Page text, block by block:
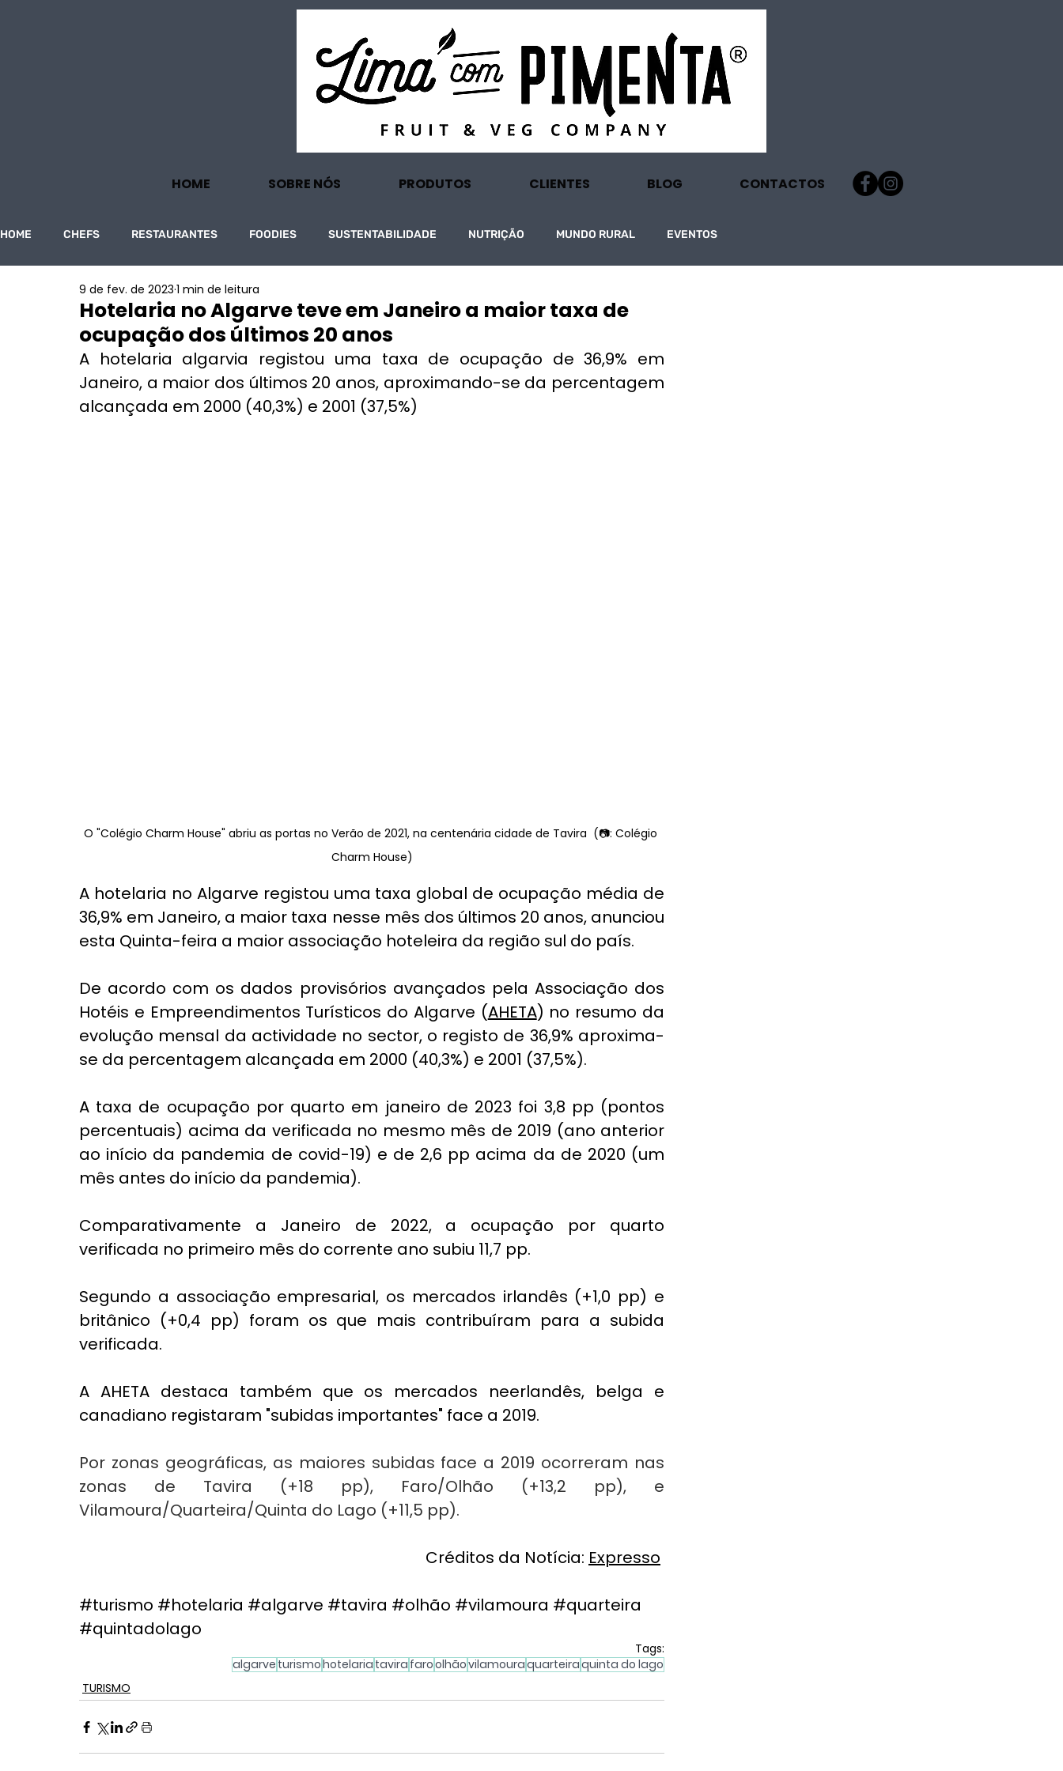
HOME SOBRE NÓS PRODUTOS CLIENTES BLOG CONTACTOS
HOME CHEFS RESTAURANTES FOODIES SUSTENTABILIDADE NUTRIÇÃO MUNDO RURAL EVENTOS
PROJECTOS TURISMO ECONOMIA
Hotelaria no Algarve teve em Janeiro a maior taxa de
ocupação dos últimos 20 anos
9 de fev. de 2023 1 min de leitura
A hotelaria algarvia registou uma taxa de ocupação de 36,9% em
Janeiro, a maior dos últimos 20 anos, aproximando-se da percentagem
alcançada em 2000 (40,3%) e 2001 (37,5%)
O "Colégio Charm House" abriu as portas no Verão de 2021, na centenária cidade de Tavira  (📷: Colégio
Charm House)
A hotelaria no Algarve registou uma taxa global de ocupação média de
36,9% em Janeiro, a maior taxa nesse mês dos últimos 20 anos, anunciou
esta Quinta-feira a maior associação hoteleira da região sul do país.
De acordo com os dados provisórios avançados pela Associação dos
Hotéis e Empreendimentos Turísticos do Algarve (AHETA) no resumo da
evolução mensal da actividade no sector, o registo de 36,9% aproxima-
se da percentagem alcançada em 2000 (40,3%) e 2001 (37,5%).
A taxa de ocupação por quarto em janeiro de 2023 foi 3,8 pp (pontos
percentuais) acima da verificada no mesmo mês de 2019 (ano anterior
ao início da pandemia de covid-19) e de 2,6 pp acima da de 2020 (um
mês antes do início da pandemia).
Comparativamente a Janeiro de 2022, a ocupação por quarto
verificada no primeiro mês do corrente ano subiu 11,7 pp.
Segundo a associação empresarial, os mercados irlandês (+1,0 pp) e
britânico (+0,4 pp) foram os que mais contribuíram para a subida
verificada.
A AHETA destaca também que os mercados neerlandês, belga e
canadiano registaram "subidas importantes" face a 2019.
Por zonas geográficas, as maiores subidas face a 2019 ocorreram nas
zonas de Tavira (+18 pp), Faro/Olhão (+13,2 pp), e
Vilamoura/Quarteira/Quinta do Lago (+11,5 pp).
Créditos da Notícia: Expresso
#turismo #hotelaria #algarve #tavira #olhão #vilamoura #quarteira
#quintadolago
Tags:
algarve turismohotelaria tavira faroolhãovilamouraquarteiraquinta do lago
TURISMO